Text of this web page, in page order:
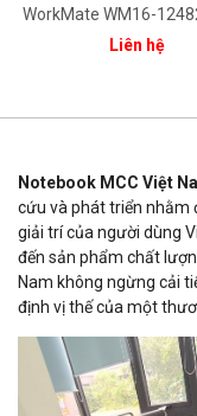
WorkMate WM16-
1240P/ 8GB/ 256GB/
Liên hệ
Notebook MCC Việt
cứu và phát triển nhằm
giải trí của người dùng
đến sản phẩm chất
Nam không ngừng cải
định vị thế của một